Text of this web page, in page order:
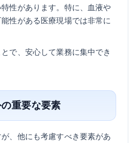
性があります。特に、血液や
性がある医療現場では非常に
で、安心して業務に集中でき
重要な要素
、他にも考慮すべき要素があ